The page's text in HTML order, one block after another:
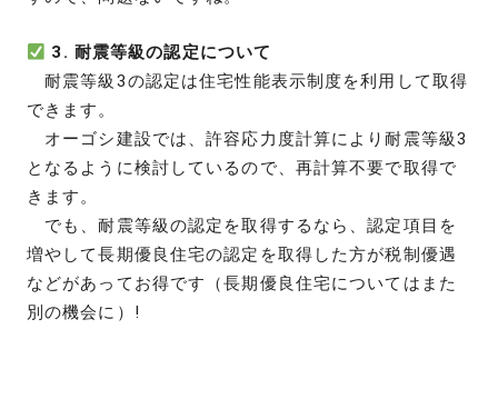
3. 耐震等級の認定について
耐震等級3の認定は住宅性能表示制度を利用して取得
できます。
オーゴシ建設では、許容応力度計算により耐震等級3
となるように検討しているので、再計算不要で取得で
きます。
でも、耐震等級の認定を取得するなら、認定項目を
増やして長期優良住宅の認定を取得した方が税制優遇
などがあってお得です（長期優良住宅についてはまた
別の機会に）!